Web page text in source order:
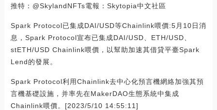
推特：@SkylandNFTs電報：Skytopia中文社區
Spark Protocol已集成DAI/USD等Chainlink喂價:5月10日消
息，Spark Protocol宣布已集成DAI/USD、ETH/USD、
stETH/USD Chainlink喂價，以幫助加速其借貸平臺Spark
Lend的發展。
Spark Protocol利用Chainlink去中心化預言機網絡加強其預
言機基礎設施，并率先在MakerDAO生態系統中集成
Chainlink喂價。[2023/5/10 14:55:11]